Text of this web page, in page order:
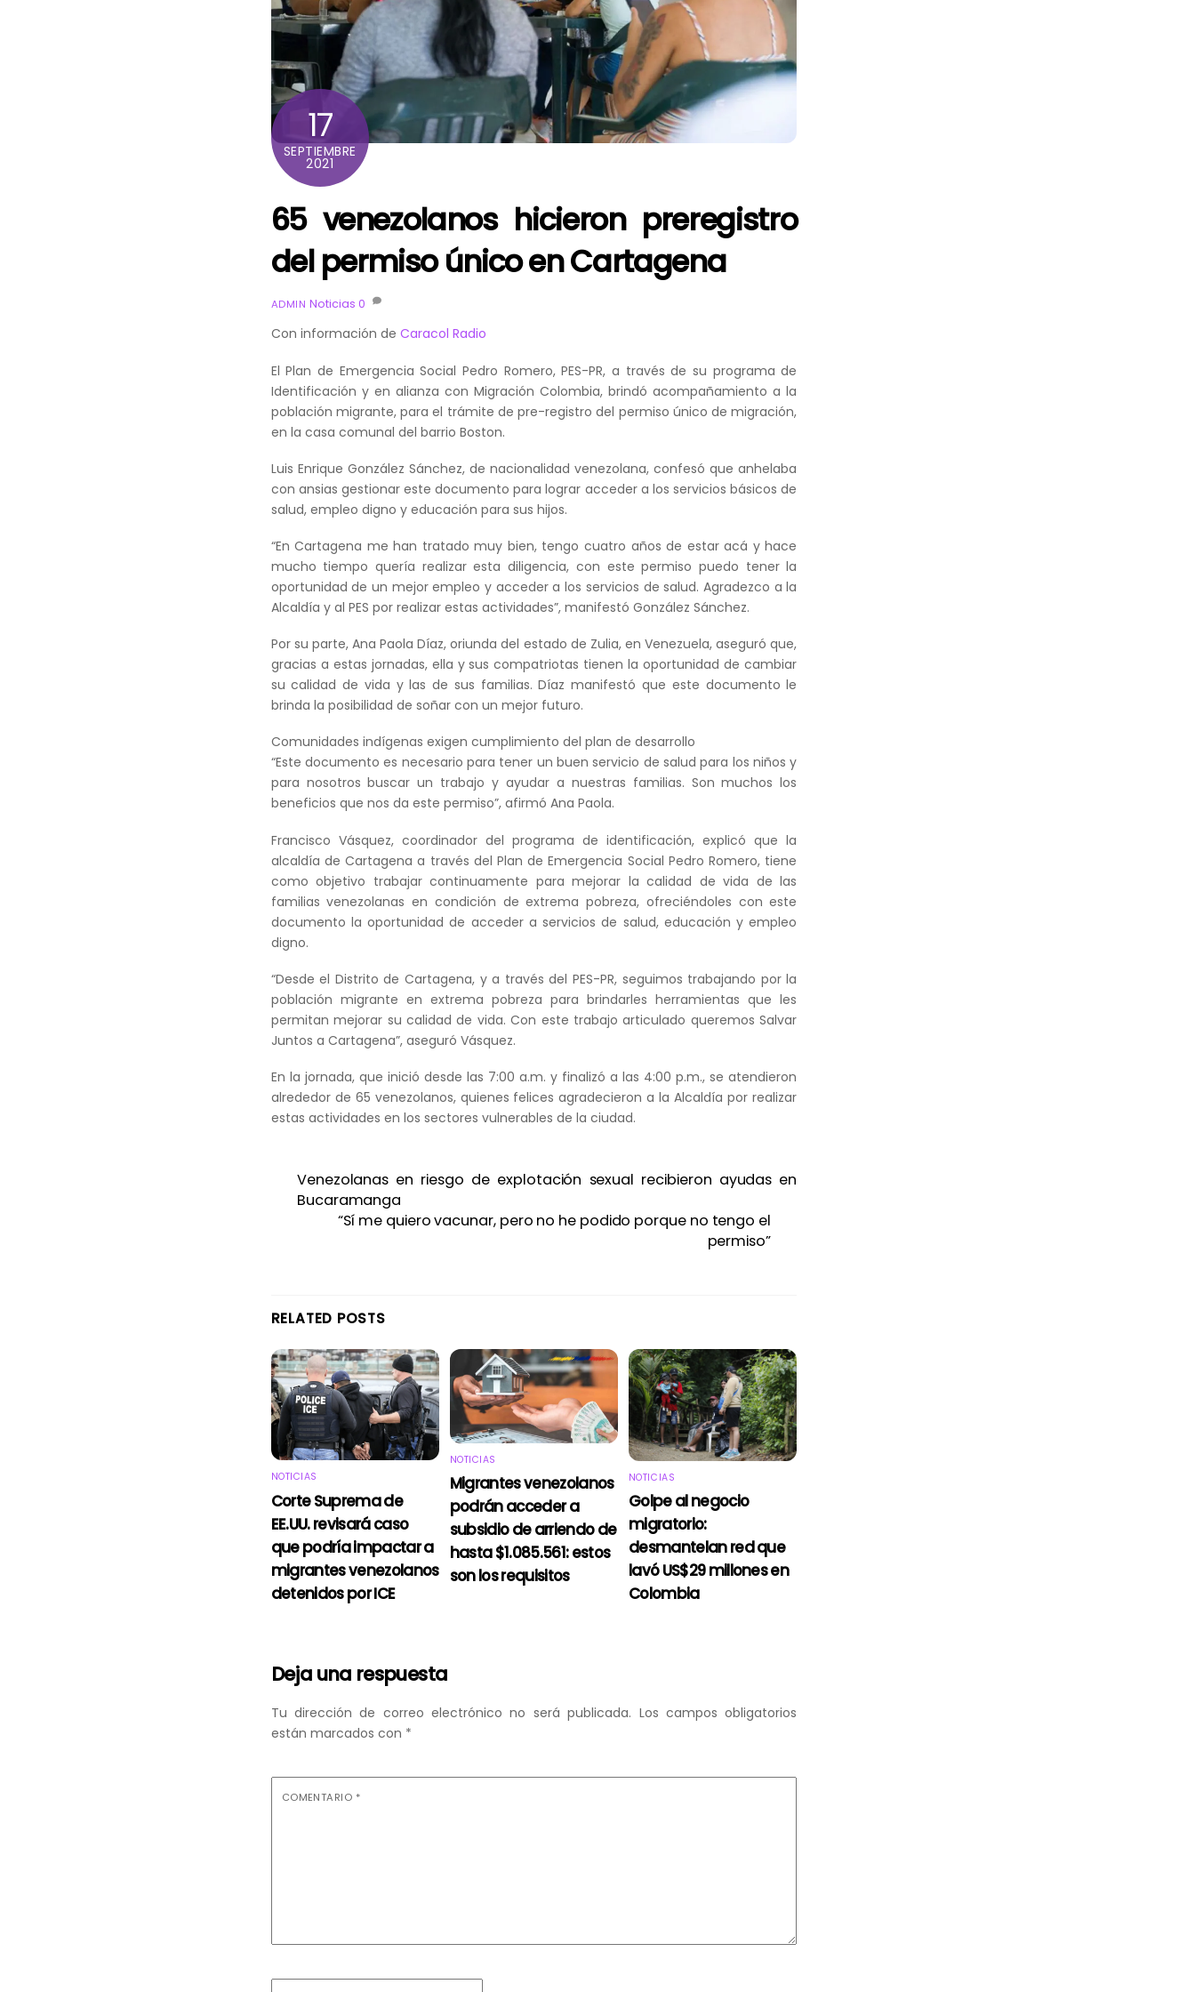
17
SEPTIEMBRE
2021
65 venezolanos hicieron preregistro
del permiso único en Cartagena
ADMIN Noticias 0
Con información de Caracol Radio
El Plan de Emergencia Social Pedro Romero, PES-PR, a través de su programa de
Identificación y en alianza con Migración Colombia, brindó acompañamiento a la
población migrante, para el trámite de pre-registro del permiso único de migración,
en la casa comunal del barrio Boston.
Luis Enrique González Sánchez, de nacionalidad venezolana, confesó que anhelaba
con ansias gestionar este documento para lograr acceder a los servicios básicos de
salud, empleo digno y educación para sus hijos.
“En Cartagena me han tratado muy bien, tengo cuatro años de estar acá y hace
mucho tiempo quería realizar esta diligencia, con este permiso puedo tener la
oportunidad de un mejor empleo y acceder a los servicios de salud. Agradezco a la
Alcaldía y al PES por realizar estas actividades”, manifestó González Sánchez.
Por su parte, Ana Paola Díaz, oriunda del estado de Zulia, en Venezuela, aseguró que,
gracias a estas jornadas, ella y sus compatriotas tienen la oportunidad de cambiar
su calidad de vida y las de sus familias. Díaz manifestó que este documento le
brinda la posibilidad de soñar con un mejor futuro.
Comunidades indígenas exigen cumplimiento del plan de desarrollo
“Este documento es necesario para tener un buen servicio de salud para los niños y
para nosotros buscar un trabajo y ayudar a nuestras familias. Son muchos los
beneficios que nos da este permiso”, afirmó Ana Paola.
Francisco Vásquez, coordinador del programa de identificación, explicó que la
alcaldía de Cartagena a través del Plan de Emergencia Social Pedro Romero, tiene
como objetivo trabajar continuamente para mejorar la calidad de vida de las
familias venezolanas en condición de extrema pobreza, ofreciéndoles con este
documento la oportunidad de acceder a servicios de salud, educación y empleo
digno.
“Desde el Distrito de Cartagena, y a través del PES-PR, seguimos trabajando por la
población migrante en extrema pobreza para brindarles herramientas que les
permitan mejorar su calidad de vida. Con este trabajo articulado queremos Salvar
Juntos a Cartagena”, aseguró Vásquez.
En la jornada, que inició desde las 7:00 a.m. y finalizó a las 4:00 p.m., se atendieron
alrededor de 65 venezolanos, quienes felices agradecieron a la Alcaldía por realizar
estas actividades en los sectores vulnerables de la ciudad.
Venezolanas en riesgo de explotación sexual recibieron ayudas en
Bucaramanga
“Sí me quiero vacunar, pero no he podido porque no tengo el
permiso”
RELATED POSTS
NOTICIAS
Corte Suprema de
EE.UU. revisará caso
que podría impactar a
migrantes venezolanos
detenidos por ICE
NOTICIAS
Migrantes venezolanos
podrán acceder a
subsidio de arriendo de
hasta $1.085.561: estos
son los requisitos
NOTICIAS
Golpe al negocio
migratorio:
desmantelan red que
lavó US$29 millones en
Colombia
Deja una respuesta
Tu dirección de correo electrónico no será publicada. Los campos obligatorios
están marcados con *
COMENTARIO *